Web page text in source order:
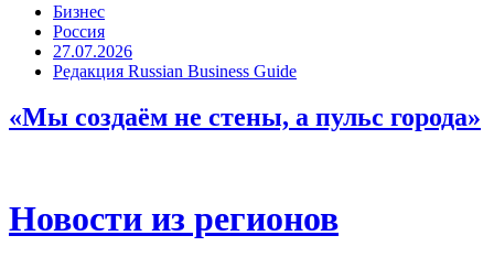
Бизнес
Россия
27.07.2026
Редакция Russian Business Guide
«Мы создаём не стены, а пульс города»
Новости из регионов